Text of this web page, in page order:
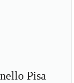
Pisa